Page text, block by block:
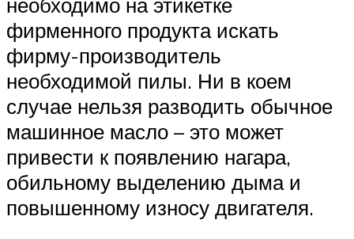
фирменного продукта искать
фирму-производитель
необходимой пилы. Ни в коем
случае нельзя разводить обычное
машинное масло – это может
привести к появлению нагара,
обильному выделению дыма и
повышенному износу двигателя.